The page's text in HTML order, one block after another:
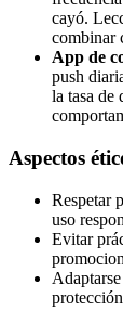
cayó.
combinar
App de
push
la tasa de
Aspectos
Respetar
uso
Evitar